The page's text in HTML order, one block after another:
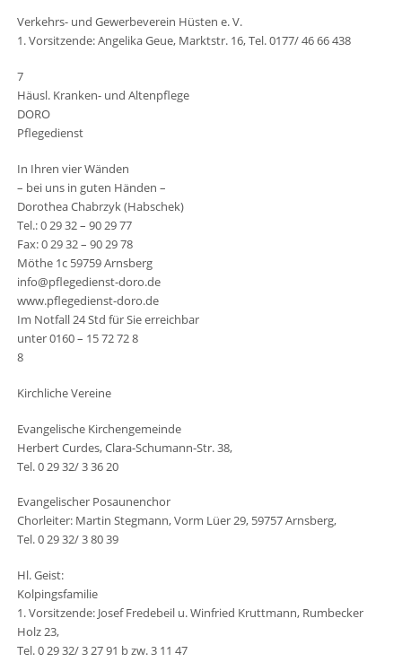
Verkehrs- und Gewerbeverein Hüsten e. V.
1. Vorsitzende: Angelika Geue, Marktstr. 16, Tel. 0177/ 46 66 438
7
Häusl. Kranken- und Altenpflege
DORO
Pflegedienst
In Ihren vier Wänden
– bei uns in guten Händen –
Dorothea Chabrzyk (Habschek)
Tel.: 0 29 32 – 90 29 77
Fax: 0 29 32 – 90 29 78
Möthe 1c 59759 Arnsberg
info@pflegedienst-doro.de
www.pflegedienst-doro.de
Im Notfall 24 Std für Sie erreichbar
unter 0160 – 15 72 72 8
8
Kirchliche Vereine
Evangelische Kirchengemeinde
Herbert Curdes, Clara-Schumann-Str. 38,
Tel. 0 29 32/ 3 36 20
Evangelischer Posaunenchor
Chorleiter: Martin Stegmann, Vorm Lüer 29, 59757 Arnsberg,
Tel. 0 29 32/ 3 80 39
Hl. Geist:
Kolpingsfamilie
1. Vorsitzende: Josef Fredebeil u. Winfried Kruttmann, Rumbecker
Holz 23,
Tel. 0 29 32/ 3 27 91 b zw. 3 11 47